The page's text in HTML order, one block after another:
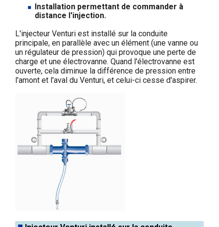
Installation permettant de commander à
distance l'injection.
L'injecteur Venturi est installé sur la conduite
principale, en parallèle avec un élément (une vanne ou
un régulateur de pression) qui provoque une perte de
charge et une électrovanne. Quand l'électrovanne est
ouverte, cela diminue la différence de pression entre
l'amont et l'aval du Venturi, et celui-ci cesse d'aspirer.